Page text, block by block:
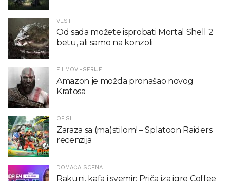
VESTI
Od sada možete isprobati Mortal Shell 2
betu, ali samo na konzoli
FILMOVI-SERIJE
Amazon je možda pronašao novog
Kratosa
OPISI
Zaraza sa (ma)stilom! – Splatoon Raiders
recenzija
DOMAĆA SCENA
Rakuni, kafa i svemir: Priča iza igre Coffee